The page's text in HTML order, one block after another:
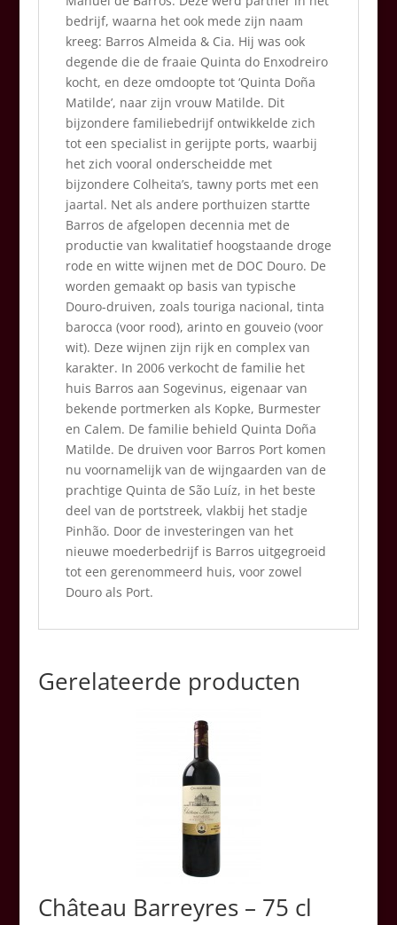
bedrijf, waarna het ook mede zijn naam
kreeg: Barros Almeida & Cia. Hij was ook
degende die de fraaie Quinta do Enxodreiro
kocht, en deze omdoopte tot ‘Quinta Doña
Matilde’, naar zijn vrouw Matilde. Dit
bijzondere familiebedrijf ontwikkelde zich
tot een specialist in gerijpte ports, waarbij
het zich vooral onderscheidde met
bijzondere Colheita’s, tawny ports met een
jaartal. Net als andere porthuizen startte
Barros de afgelopen decennia met de
productie van kwalitatief hoogstaande droge
rode en witte wijnen met de DOC Douro. De
worden gemaakt op basis van typische
Douro-druiven, zoals touriga nacional, tinta
barocca (voor rood), arinto en gouveio (voor
wit). Deze wijnen zijn rijk en complex van
karakter. In 2006 verkocht de familie het
huis Barros aan Sogevinus, eigenaar van
bekende portmerken als Kopke, Burmester
en Calem. De familie behield Quinta Doña
Matilde. De druiven voor Barros Port komen
nu voornamelijk van de wijngaarden van de
prachtige Quinta de São Luíz, in het beste
deel van de portstreek, vlakbij het stadje
Pinhão. Door de investeringen van het
nieuwe moederbedrijf is Barros uitgegroeid
tot een gerenommeerd huis, voor zowel
Douro als Port.
Gerelateerde producten
Château Barreyres – 75 cl